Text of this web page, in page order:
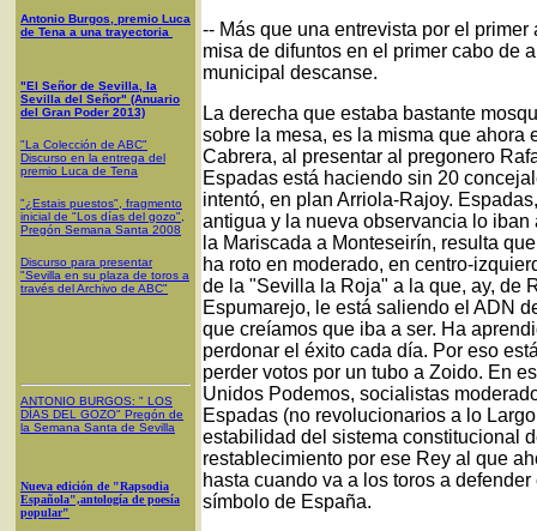
Antonio Burgos, premio Luca
de Tena a una trayectoria
"El Señor de Sevilla, la
Sevilla del Señor" (Anuario
del Gran Poder 2013)
"La Colección de ABC"
Discurso en la entrega del
premio Luca de Tena
"¿Estais puestos", fragmento
inicial de "Los días del gozo",
Pregón Semana Santa 2008
Discurso para presentar
"Sevilla en su plaza de toros a
través del Archivo de ABC"
ANTONIO BURGOS: " LOS
DÍAS DEL GOZO" Pregón de
la Semana Santa de Sevilla
Nueva edición de "Rapsodia
Española",antología de poesía
popular"
-- Más que una entrevista por el
misa de difuntos en el primer cabo de
municipal descanse.
La derecha que estaba bastante
sobre la mesa, es la misma que ahora
Cabrera, al presentar al pregonero
Espadas está haciendo sin 20
intentó, en plan Arriola-Rajoy.
antigua y la nueva observancia lo
la Mariscada a Monteseirín, resulta
ha roto en moderado, en centro-
de la "Sevilla la Roja" a la que, ay, de
Espumarejo, le está saliendo el ADN
que creíamos que iba a ser. Ha
perdonar el éxito cada día. Por eso
perder votos por un tubo a Zoido. En
Unidos Podemos, socialistas
Espadas (no revolucionarios a lo
estabilidad del sistema constitucional
restablecimiento por ese Rey al que
hasta cuando va a los toros a
símbolo de España.